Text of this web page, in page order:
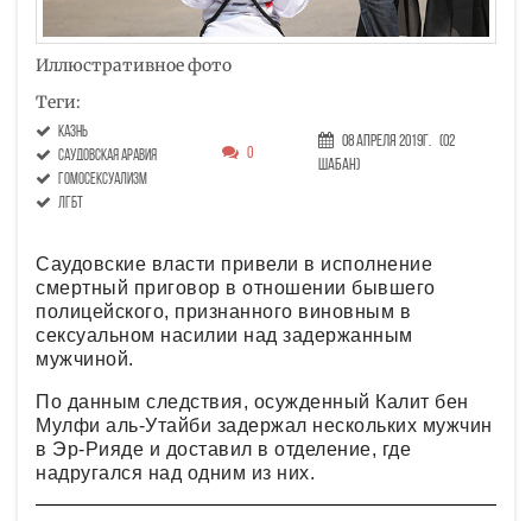
Иллюстративное фото
Теги:
казнь
саудовская аравия
гомосексуализм
ЛГБТ
0
08 Апреля 2019г. (02
Шабан)
Саудовские власти привели в исполнение
смертный приговор в отношении бывшего
полицейского, признанного виновным в
сексуальном насилии над задержанным
мужчиной.
По данным следствия, осужденный Калит бен
Мулфи аль-Утайби задержал нескольких мужчин
в Эр-Рияде и доставил в отделение, где
надругался над одним из них.